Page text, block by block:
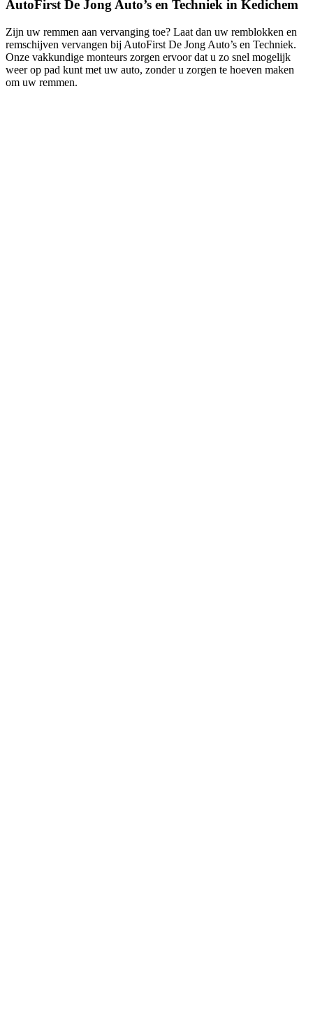
AutoFirst De Jong Auto’s en Techniek in Kedichem
Zijn uw remmen aan vervanging toe? Laat dan uw remblokken en
remschijven vervangen bij AutoFirst De Jong Auto’s en Techniek.
Onze vakkundige monteurs zorgen ervoor dat u zo snel mogelijk
weer op pad kunt met uw auto, zonder u zorgen te hoeven maken
om uw remmen.